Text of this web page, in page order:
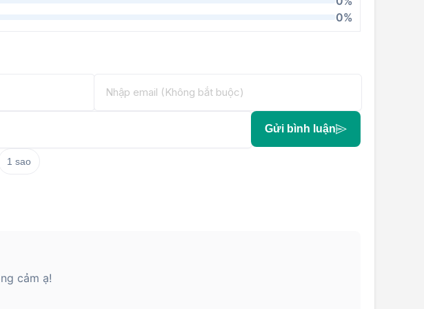
0%
Gửi bình luận
1 sao
cảm ạ!